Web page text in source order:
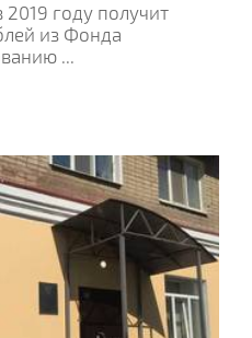
2019 году получит
из Фонда
...